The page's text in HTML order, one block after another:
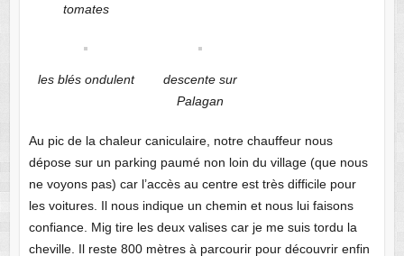
tomates
les blés ondulent
descente sur
Palagan
Au pic de la chaleur caniculaire, notre chauffeur nous
dépose sur un parking paumé non loin du village (que nous
ne voyons pas) car l’accès au centre est très difficile pour
les voitures. Il nous indique un chemin et nous lui faisons
confiance. Mig tire les deux valises car je me suis tordu la
cheville. Il reste 800 mètres à parcourir pour découvrir enfin